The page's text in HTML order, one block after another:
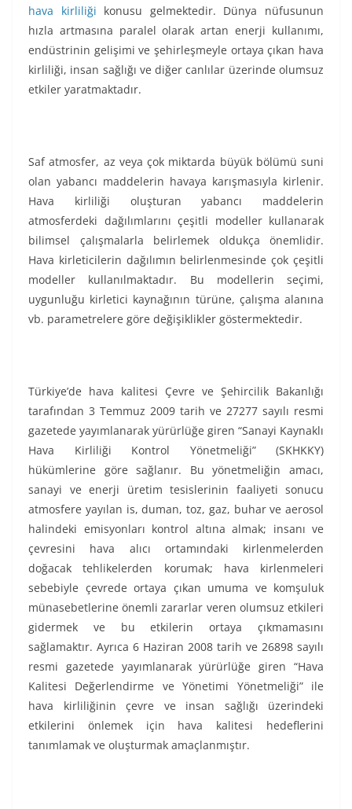
hava kirliliği konusu gelmektedir. Dünya nüfusunun
hızla artmasına paralel olarak artan enerji kullanımı,
endüstrinin gelişimi ve şehirleşmeyle ortaya çıkan hava
kirliliği, insan sağlığı ve diğer canlılar üzerinde olumsuz
etkiler yaratmaktadır.
Saf atmosfer, az veya çok miktarda büyük bölümü suni
olan yabancı maddelerin havaya karışmasıyla kirlenir.
Hava kirliliği oluşturan yabancı maddelerin
atmosferdeki dağılımlarını çeşitli modeller kullanarak
bilimsel çalışmalarla belirlemek oldukça önemlidir.
Hava kirleticilerin dağılımın belirlenmesinde çok çeşitli
modeller kullanılmaktadır. Bu modellerin seçimi,
uygunluğu kirletici kaynağının türüne, çalışma alanına
vb. parametrelere göre değişiklikler göstermektedir.
Türkiye’de hava kalitesi Çevre ve Şehircilik Bakanlığı
tarafından 3 Temmuz 2009 tarih ve 27277 sayılı resmi
gazetede yayımlanarak yürürlüğe giren “Sanayi Kaynaklı
Hava Kirliliği Kontrol Yönetmeliği” (SKHKKY)
hükümlerine göre sağlanır. Bu yönetmeliğin amacı,
sanayi ve enerji üretim tesislerinin faaliyeti sonucu
atmosfere yayılan is, duman, toz, gaz, buhar ve aerosol
halindeki emisyonları kontrol altına almak; insanı ve
çevresini hava alıcı ortamındaki kirlenmelerden
doğacak tehlikelerden korumak; hava kirlenmeleri
sebebiyle çevrede ortaya çıkan umuma ve komşuluk
münasebetlerine önemli zararlar veren olumsuz etkileri
gidermek ve bu etkilerin ortaya çıkmamasını
sağlamaktır. Ayrıca 6 Haziran 2008 tarih ve 26898 sayılı
resmi gazetede yayımlanarak yürürlüğe giren “Hava
Kalitesi Değerlendirme ve Yönetimi Yönetmeliği” ile
hava kirliliğinin çevre ve insan sağlığı üzerindeki
etkilerini önlemek için hava kalitesi hedeflerini
tanımlamak ve oluşturmak amaçlanmıştır.